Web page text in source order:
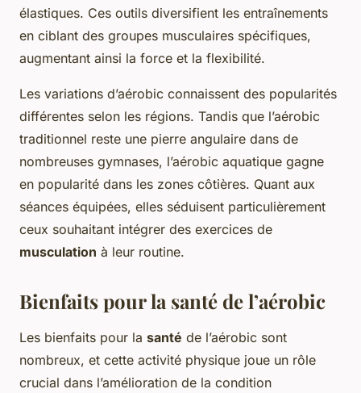
élastiques. Ces outils diversifient les entraînements
en ciblant des groupes musculaires spécifiques,
augmentant ainsi la force et la flexibilité.
Les variations d’aérobic connaissent des popularités
différentes selon les régions. Tandis que l’aérobic
traditionnel reste une pierre angulaire dans de
nombreuses gymnases, l’aérobic aquatique gagne
en popularité dans les zones côtières. Quant aux
séances équipées, elles séduisent particulièrement
ceux souhaitant intégrer des exercices de
musculation à leur routine.
Bienfaits pour la santé de l’aérobic
Les bienfaits pour la santé de l’aérobic sont
nombreux, et cette activité physique joue un rôle
crucial dans l’amélioration de la condition